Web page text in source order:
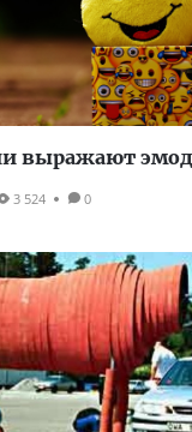
выражают
3 524 0